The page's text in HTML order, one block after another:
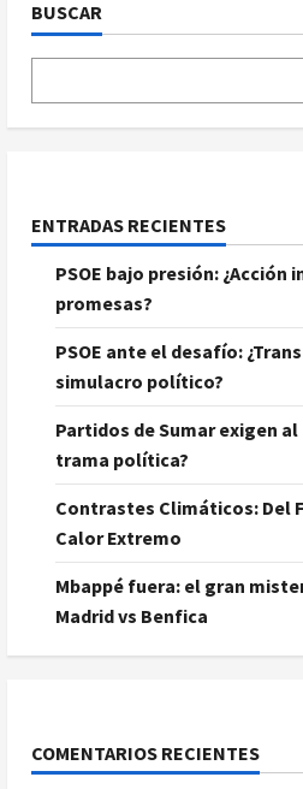
BUSCAR
ENTRADAS RECIENTES
PSOE bajo presión: ¿Acción
promesas?
PSOE ante el desafío:
simulacro político?
Partidos de Sumar exigen al
trama política?
Contrastes Climáticos: Del
Calor Extremo
Mbappé fuera: el gran
Madrid vs Benfica
COMENTARIOS RECIENTES